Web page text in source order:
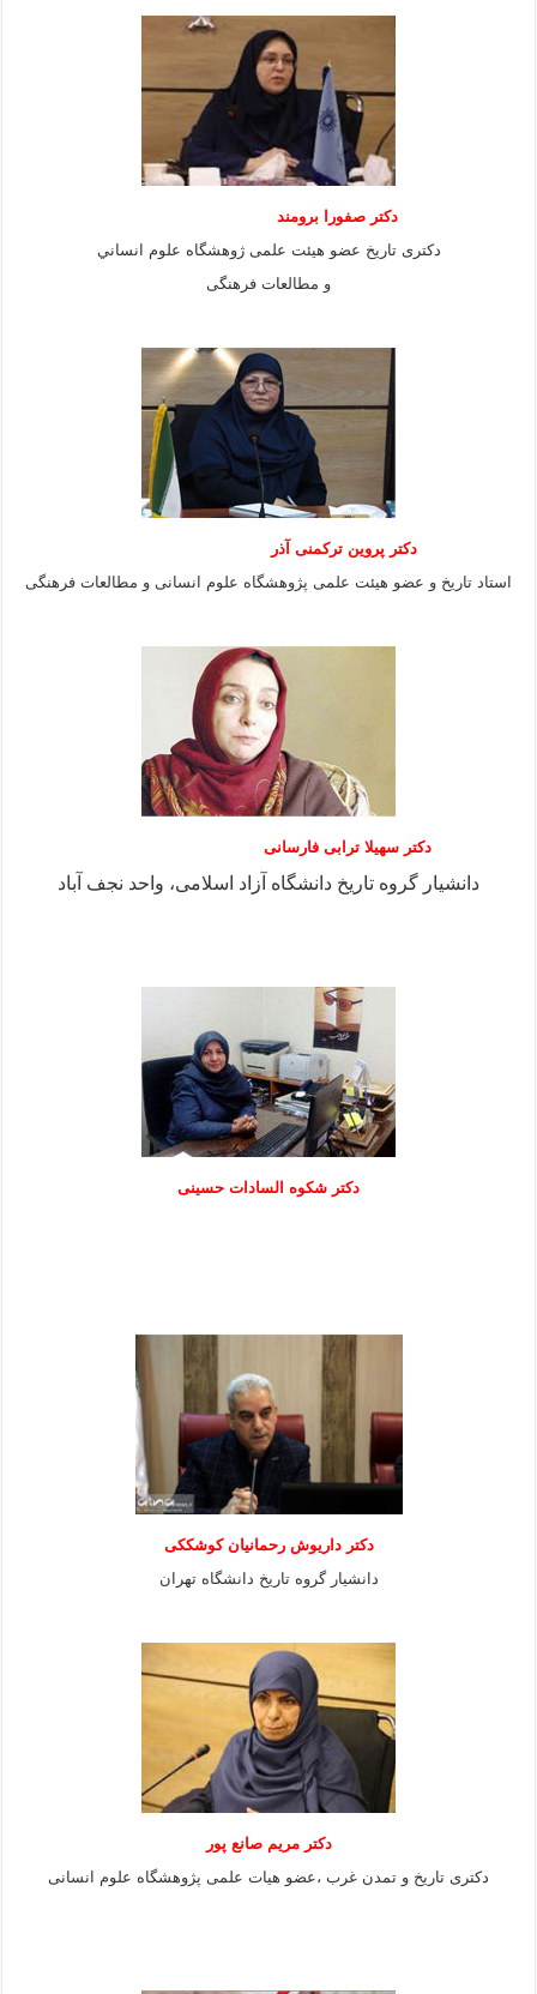
دكتر صفورا برومند
دكترى تاريخ عضو هيئت علمى ژوهشگاه علوم انساني
و مطالعات فرهنگى
دکتر پروین ترکمنی آذر
استاد تاریخ و عضو هیئت علمی پژوهشگاه علوم انسانی و مطالعات فرهنگى
دکتر سهیلا ترابی فارسانی
دانشیار گروه تاریخ دانشگاه آزاد اسلامی، واحد نجف آباد
دكتر شكوه السادات حسينی
دکتر داریوش رحمانیان کوشککی
دانشیار گروه تاریخ دانشگاه تهران
دکتر مریم صانع پور
دکتری تاریخ و تمدن غرب ،عضو هیات علمی پژوهشگاه علوم انسانی